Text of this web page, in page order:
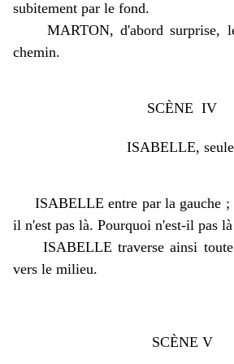
subitement par le fond.
MARTON, d'abord surprise,
chemin.
SCÈNE IV
ISABELLE,
ISABELLE entre par la gauche ;
il n'est pas là. Pourquoi n'est-il pas
ISABELLE traverse ainsi toute
vers le milieu.
SCÈNE V